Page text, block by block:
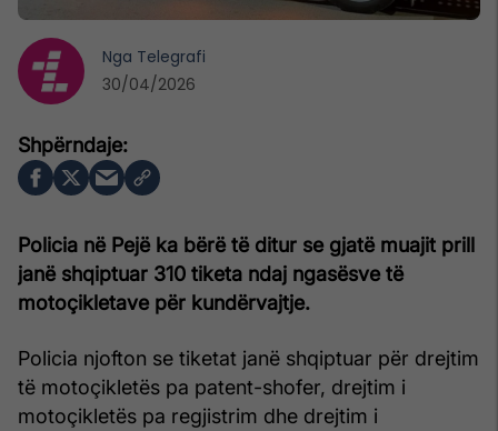
Policia në Pejë ka bërë të ditur se gjatë muajit prill
janë shqiptuar 310 tiketa ndaj ngasësve të
motoçikletave për kundërvajtje.
Policia njofton se tiketat janë shqiptuar për drejtim
të motoçikletës pa patent-shofer, drejtim i
motoçikletës pa regjistrim dhe drejtim i
Nga Telegrafi
30/04/2026